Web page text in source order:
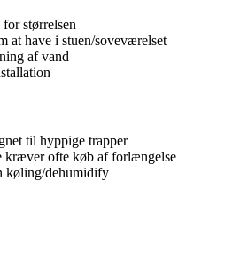
størrelsen
at have i stuen/soveværelset
af vand
til hyppige trapper
kræver ofte køb af forlængelse
køling/dehumidify